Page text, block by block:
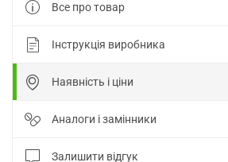
Все про товар
Інструкція виробника
Наявність і ціни
Аналоги і замінники
Залишити відгук